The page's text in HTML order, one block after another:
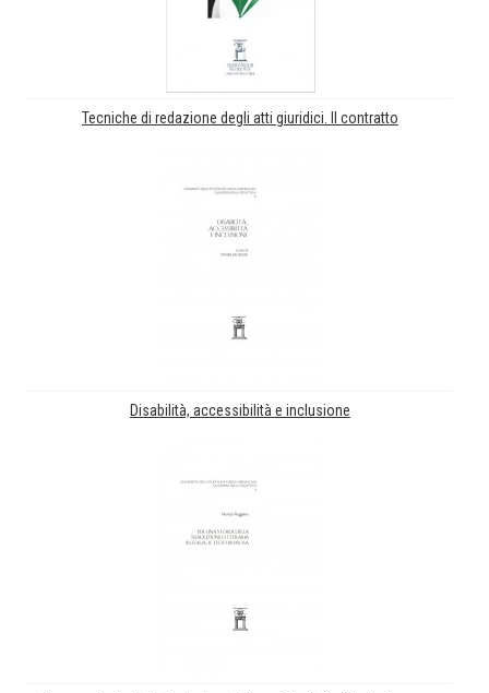
Tecniche di redazione degli atti giuridici. Il contratto
Disabilità, accessibilità e inclusione